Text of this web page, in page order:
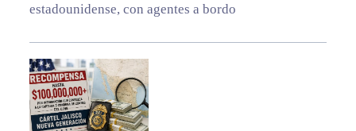
estadounidense, con agentes a bordo